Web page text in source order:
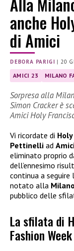
anche
di Amici
DEBORA PARIGI | 20
AMICI 23 MILANO
Sorpresa alla
Simon Cracker è
Amici Holy
Vi ricordate di
Pettinelli ad
eliminato proprio
dell’ennesimo
continua a seguire
notato alla
pubblico delle
La sfilata di
Fashion Week